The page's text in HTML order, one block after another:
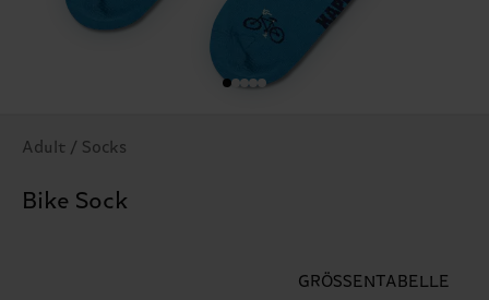
Adult / Socks
Bike Sock
GRÖSSENTABELLE